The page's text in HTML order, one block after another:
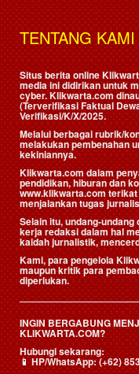
TENTANG KAMI
Situs berita online
media ini didirikan untuk
cyber. Klikwarta.com
(Terverifikasi Faktual
Verifikasi/K/X/2025.
Melalui berbagai rubrik/
melakukan pembenahan
kekiniannya.
Klikwarta.com dalam
pendidikan, hiburan dan
www.klikwarta.com
menjalankan tugas
Selain itu, undang-
kerja redaksi dalam hal
kaidah jurnalistik,
Kami, para pengelola
maupun kritik para
diperlukan.
INGIN BERGABUNG
KLIKWARTA.COM?
Hubungi sekarang:
📱HP/WhatsApp:(+62)